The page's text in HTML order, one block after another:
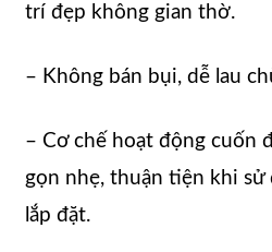
trí đẹp không gian thờ.
– Không bán bụi, dễ lau
– Cơ chế hoạt động cuốn
gọn nhẹ, thuận tiện khi sử
lắp đặt.